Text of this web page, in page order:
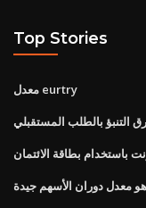
Top Stories
معدل eurtry
التنبؤ بالطلب المستقبلي
باستخدام بطاقة الائتمان
معدل دوران الأسهم جيدة